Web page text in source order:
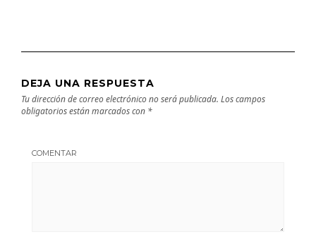
DEJA UNA RESPUESTA
Tu dirección de correo electrónico no será publicada. Los campos
obligatorios están marcados con *
COMENTAR